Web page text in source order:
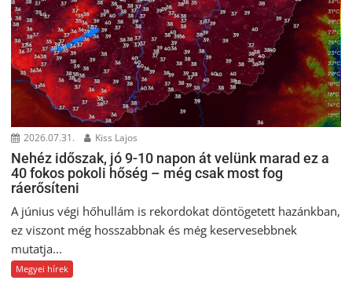
2026.07.31. Kiss Lajos
Nehéz időszak, jó 9-10 napon át velünk marad ez a
40 fokos pokoli hőség – még csak most fog
ráerősíteni
A június végi hőhullám is rekordokat döntögetett hazánkban,
ez viszont még hosszabbnak és még keservesebbnek
mutatja...
Megyei hírek